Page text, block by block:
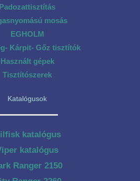
Padozattisztítás
mosás
EGHOLM
Kárpit- Gőz tisztítók
Használt gépek
Tisztítószerek
Katalógusok
katalógus
katalógus
Ranger 2150